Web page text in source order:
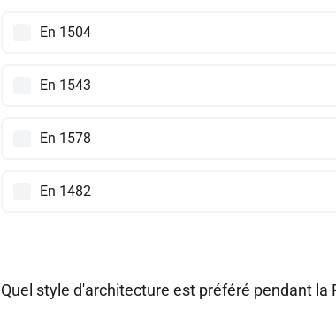
En 1504
En 1543
En 1578
En 1482
Quel style d'architecture est préféré pendant la